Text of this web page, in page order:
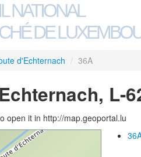
NATIONAL
DE
d'Echternach / 36A
L-
open it in http://map.geoportal.lu